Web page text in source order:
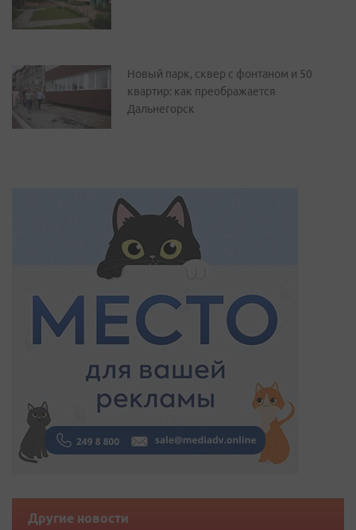
Новый парк, сквер с фонтаном и 50
квартир: как преображается
Дальнегорск
Другие новости